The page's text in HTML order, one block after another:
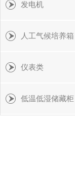
发电机
人工气候培养箱
仪表类
低温低湿储藏柜